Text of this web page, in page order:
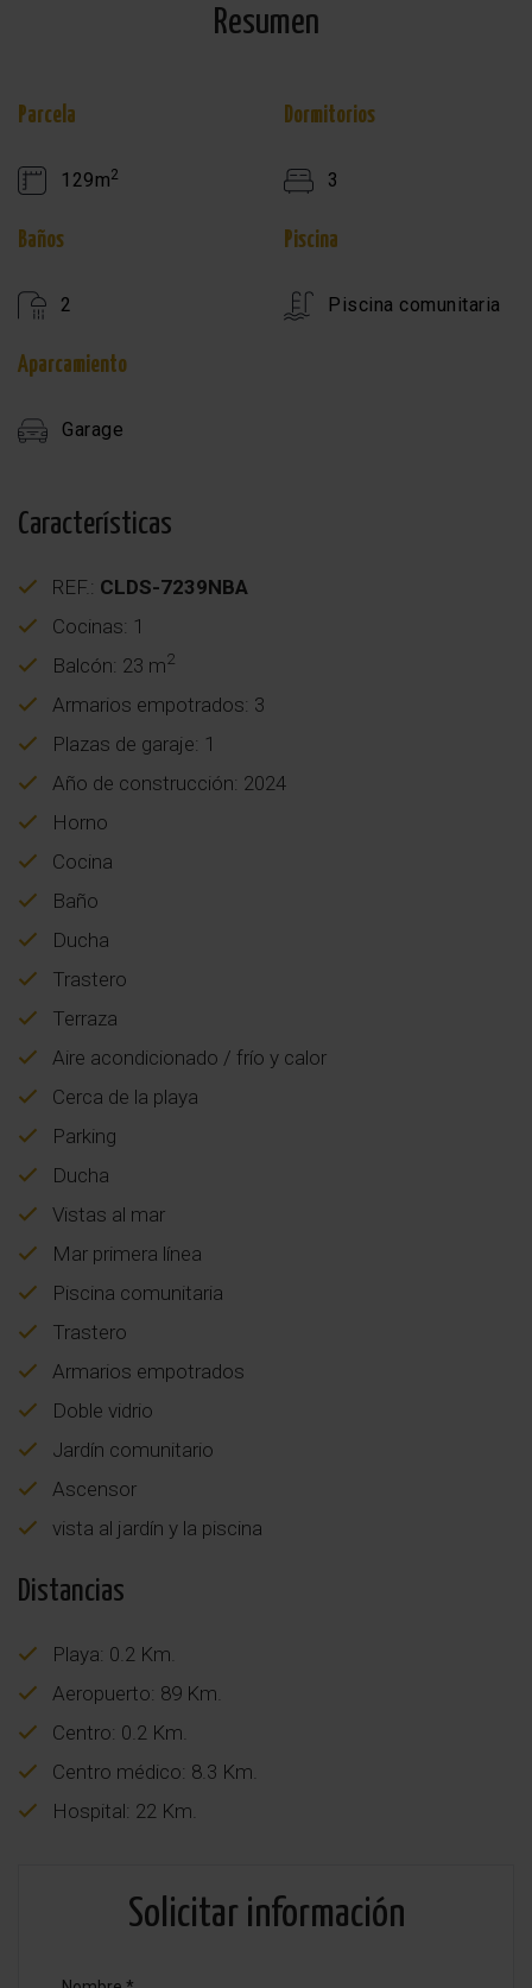
Resumen
Parcela
129m2
Dormitorios
3
Baños
2
Piscina
Piscina comunitaria
Aparcamiento
Garage
Características
REF.: CLDS-7239NBA
Cocinas: 1
Balcón: 23 m2
Armarios empotrados: 3
Plazas de garaje: 1
Año de construcción: 2024
Horno
Cocina
Baño
Ducha
Trastero
Terraza
Aire acondicionado / frío y calor
Cerca de la playa
Parking
Ducha
Vistas al mar
Mar primera línea
Piscina comunitaria
Trastero
Armarios empotrados
Doble vidrio
Jardín comunitario
Ascensor
vista al jardín y la piscina
Distancias
Playa: 0.2 Km.
Aeropuerto: 89 Km.
Centro: 0.2 Km.
Centro médico: 8.3 Km.
Hospital: 22 Km.
Solicitar información